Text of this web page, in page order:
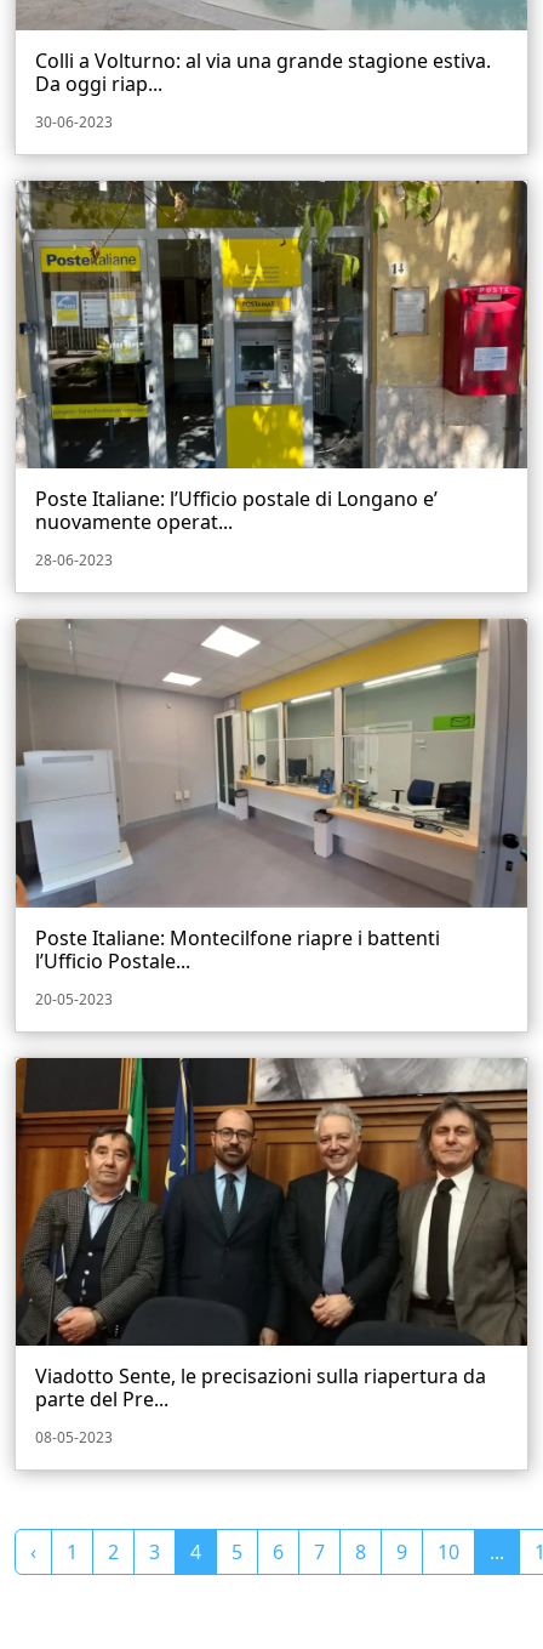
Colli a Volturno: al via una grande stagione estiva.
Da oggi riap...
30-06-2023
Poste Italiane: l’Ufficio postale di Longano e’
nuovamente operat...
28-06-2023
Poste Italiane: Montecilfone riapre i battenti
l’Ufficio Postale...
20-05-2023
Viadotto Sente, le precisazioni sulla riapertura da
parte del Pre...
08-05-2023
‹ 1 2 3 4 5 6 7 8 9 10 ...